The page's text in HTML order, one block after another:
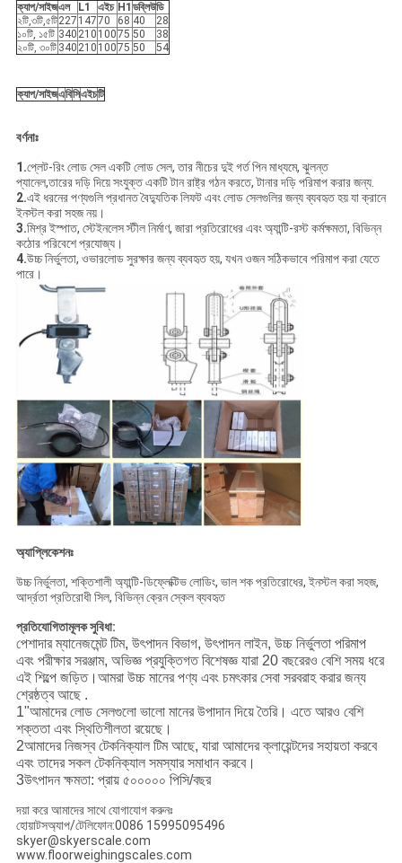
ক্যাপ/সাইজএল L1 এইচ H1 ডব্লিউডি
২টি,৩টি,৫টি227 14770 68 40
28
১০টি, ১৫টি 340 210 10075 50
38
২০টি, ৩০টি 340 210 10075 50 54
ক্যাপ/সাইজএবিসিএইচটি
বর্ণনাঃ
1 .প্লেট-রিং লোড সেল একটি লোড সেল, তার নীচের দুই গর্ত পিন মাধ্যমে, ঝুলন্ত
প্যানেল,তারের দড়ি দিয়ে সংযুক্ত একটি টান রাষ্ট্র গঠন করতে, টানার দড়ি পরিমাপ করার জন্য.
2.এই ধরনের পণ্যগুলি প্রধানত বৈদ্যুতিক লিফট এবং লোড সেলগুলির জন্য ব্যবহৃত হয় যা ক্রানে
ইনস্টল করা সহজ নয়।
3.মিশ্র ইস্পাত, স্টেইনলেস স্টীল নির্মাণ, জারা প্রতিরোধের এবং অ্যান্টি-রস্ট কর্মক্ষমতা, বিভিন্ন
কঠোর পরিবেশে প্রযোজ্য।
4.উচ্চ নির্ভুলতা, ওভারলোড সুরক্ষার জন্য ব্যবহৃত হয়, যখন ওজন সঠিকভাবে পরিমাপ করা যেতে
পারে।
অ্যাপ্লিকেশনঃ
উচ্চ নির্ভুলতা, শক্তিশালী অ্যান্টি-ডিফ্লেক্টিভ লোডিং, ভাল শক প্রতিরোধের, ইনস্টল করা সহজ,
আর্দ্রতা প্রতিরোধী সিল, বিভিন্ন ক্রেন স্কেল ব্যবহৃত
প্রতিযোগিতামূলক সুবিধা:
পেশাদার ম্যানেজমেন্ট টিম, উৎপাদন বিভাগ, উৎপাদন লাইন, উচ্চ নির্ভুলতা পরিমাপ
এবং পরীক্ষার সরঞ্জাম, অভিজ্ঞ প্রযুক্তিগত বিশেষজ্ঞ যারা 20 বছরেরও বেশি সময় ধরে
এই শিল্পে জড়িত।আমরা উচ্চ মানের পণ্য এবং চমৎকার সেবা সরবরাহ করার জন্য
শ্রেষ্ঠত্ব আছে .
1"আমাদের লোড সেলগুলো ভালো মানের উপাদান দিয়ে তৈরি। এতে আরও বেশি
শক্ততা এবং স্থিতিশীলতা রয়েছে।
2আমাদের নিজস্ব টেকনিক্যাল টিম আছে, যারা আমাদের ক্লায়েন্টদের সহায়তা করবে
এবং তাদের সকল টেকনিক্যাল সমস্যার সমাধান করবে।
3উৎপাদন ক্ষমতা: প্রায় ৫০০০০০ পিসি/বছর
দয়া করে আমাদের সাথে যোগাযোগ করুনঃ
হোয়াটসঅ্যাপ/টেলিফোন:0086 15995095496
skyer@skyerscale.com
www.floorweighingscales.com